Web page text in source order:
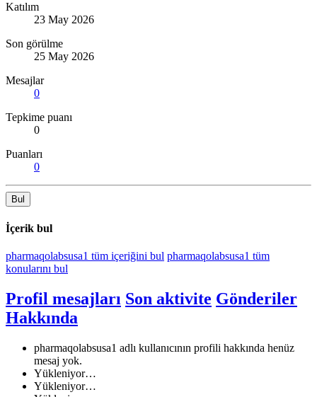
Katılım
23 May 2026
Son görülme
25 May 2026
Mesajlar
0
Tepkime puanı
0
Puanları
0
Bul
İçerik bul
pharmaqolabsusa1 tüm içeriğini bul pharmaqolabsusa1 tüm
konularını bul
Profil mesajları Son aktivite Gönderiler
Hakkında
pharmaqolabsusa1 adlı kullanıcının profili hakkında henüz
mesaj yok.
Yükleniyor…
Yükleniyor…